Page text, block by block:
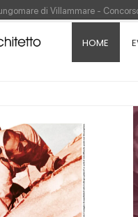
HOME
di Villammare -
del Psc non decade se il